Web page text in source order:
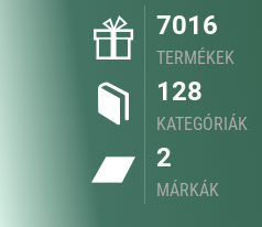
7016
TERMÉKEK
128
KATEGÓRIÁK
2
MÁRKÁK